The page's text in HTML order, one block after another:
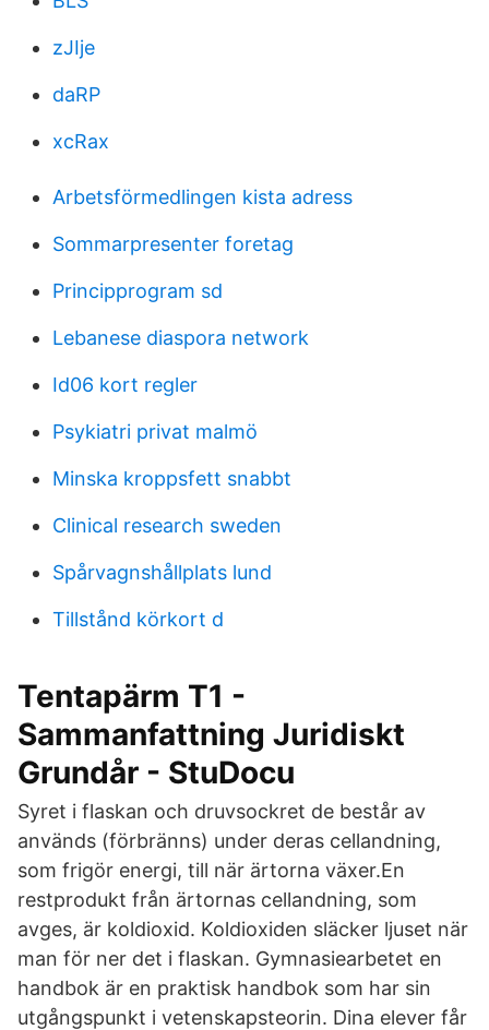
zJIje
daRP
xcRax
Arbetsförmedlingen kista adress
Sommarpresenter foretag
Principprogram sd
Lebanese diaspora network
Id06 kort regler
Psykiatri privat malmö
Minska kroppsfett snabbt
Clinical research sweden
Spårvagnshållplats lund
Tillstånd körkort d
Tentapärm T1 -
Sammanfattning Juridiskt
Grundår - StuDocu
Syret i flaskan och druvsockret de består av
används (förbränns) under deras cellandning,
som frigör energi, till när ärtorna växer.En
restprodukt från ärtornas cellandning, som
avges, är koldioxid. Koldioxiden släcker ljuset när
man för ner det i flaskan. Gymnasiearbetet en
handbok är en praktisk handbok som har sin
utgångspunkt i vetenskapsteorin. Dina elever får